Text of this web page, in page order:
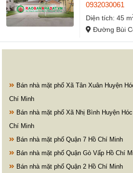
0932030061
Diện tích: 45 m
Đường Bùi
Bán nhà mặt phố Xã Tân Xuân Huyện
Chí Minh
Bán nhà mặt phố Xã Nhị Bình Huyện
Chí Minh
Bán nhà mặt phố Quận 7 Hồ Chí Minh
Bán nhà mặt phố Quận Gò Vấp Hồ Chí
Bán nhà mặt phố Quận 2 Hồ Chí Minh